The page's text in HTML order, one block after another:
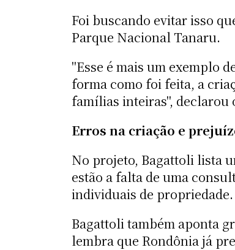
Foi buscando evitar isso
Parque Nacional Tanaru.
"Esse é mais um exemplo
forma como foi feita, a
famílias inteiras", declarou
Erros na criação e
No projeto, Bagattoli lista
estão a falta de uma
individuais de propriedade.
Bagattoli também aponta
lembra que Rondônia já